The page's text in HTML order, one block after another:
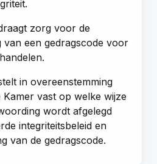
zorg voor de
van een gedragscode voor
in overeenstemming
Kamer vast op welke wijze
wordt afgelegd
integriteitsbeleid en
van de gedragscode.